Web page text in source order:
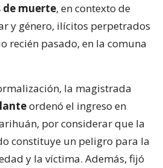
de muerte, en contexto de
y género, ilícitos perpetrados
recién pasado, en la comuna
la magistrada
ordenó el ingreso en
por considerar que la
constituye un peligro para la
y la víctima. Además, fijó